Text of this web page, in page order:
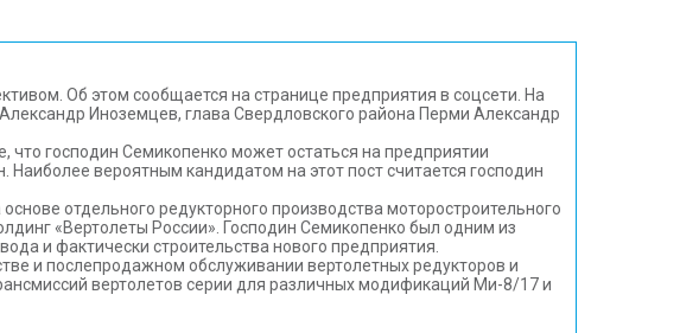
Об этом сообщается на странице предприятия в соцсети. На
Иноземцев, глава Свердловского района Перми Александр
господин Семикопенко может остаться на предприятии
вероятным кандидатом на этот пост считается господин
отдельного редукторного производства моторостроительного
«Вертолеты России». Господин Семикопенко был одним из
и фактически строительства нового предприятия.
и послепродажном обслуживании вертолетных редукторов и
вертолетов серии для различных модификаций Ми-8/17 и